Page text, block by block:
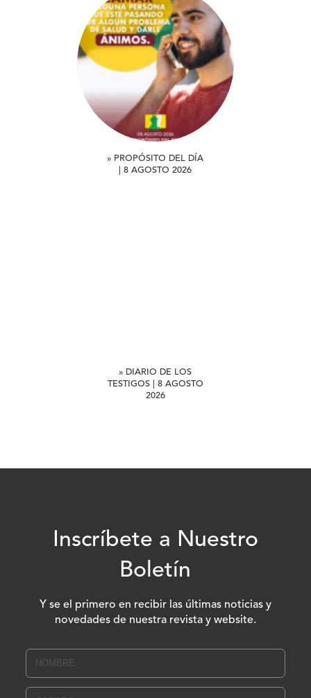
» PROPÓSITO DEL DÍA
| 8 AGOSTO 2026
» DIARIO DE LOS
TESTIGOS | 8 AGOSTO
2026
Inscríbete a Nuestro
Boletín
Y se el primero en recibir las últimas noticias y
novedades de nuestra revista y website.